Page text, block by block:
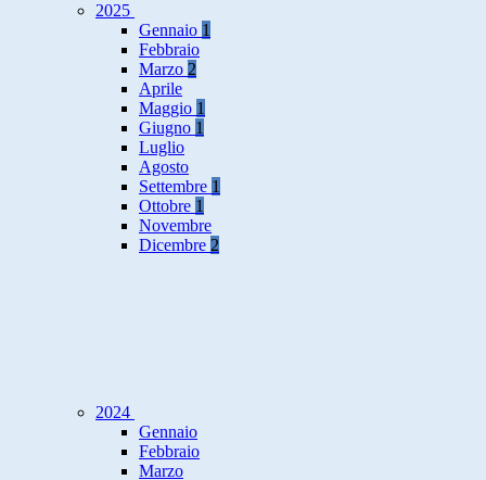
2025
Gennaio 1
Febbraio
Marzo 2
Aprile
Maggio 1
Giugno 1
Luglio
Agosto
Settembre 1
Ottobre 1
Novembre
Dicembre 2
2024
Gennaio
Febbraio
Marzo